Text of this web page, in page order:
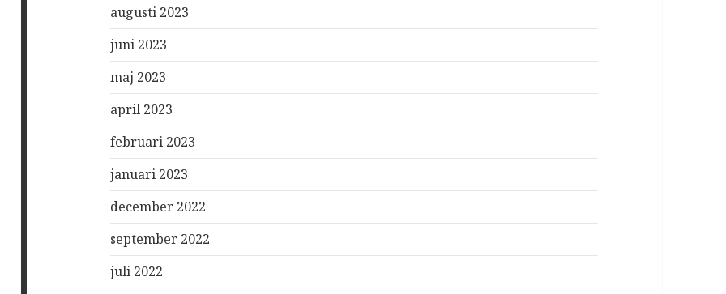
augusti 2023
juni 2023
maj 2023
april 2023
februari 2023
januari 2023
december 2022
september 2022
juli 2022